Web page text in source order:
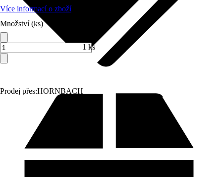
Prodej přes:HORNBACH
Více informací o zboží
Množství (ks)
1 ks